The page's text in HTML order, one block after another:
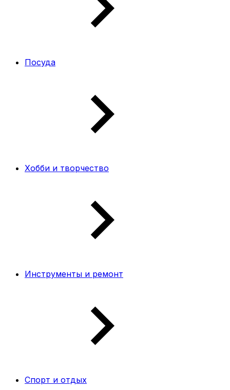
Посуда
Хобби и творчество
Инструменты и ремонт
Спорт и отдых